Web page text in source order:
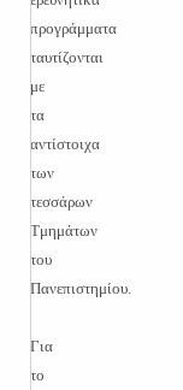
προγράμματα
ταυτίζονται
με
τα
αντίστοιχα
των
τεσσάρων
Τμημάτων
του
Πανεπιστημίου.
Για
το